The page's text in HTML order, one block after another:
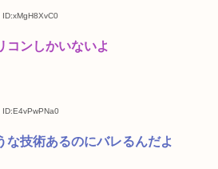
ID:xMgH8XvC0
コンしかいないよ
ID:E4vPwPNa0
な技術あるのにバレるんだよ